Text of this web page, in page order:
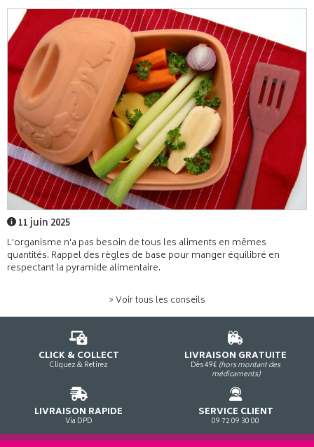
11 juin 2025
L'organisme n'a pas besoin de tous les aliments en mêmes
quantités. Rappel des règles de base pour manger équilibré en
respectant la pyramide alimentaire.
> Voir tous les conseils
CLICK & COLLECT
Cliquez & Retirez
LIVRAISON GRATUITE
Dès 49€ (hors montant des
médicaments)
LIVRAISON RAPIDE
Via DPD
SERVICE CLIENT
09 72 09 30 00